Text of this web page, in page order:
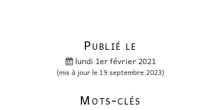
Publié le
lundi 1er février 2021
(mis à jour le 19 septembre 2023)
Mots-clés